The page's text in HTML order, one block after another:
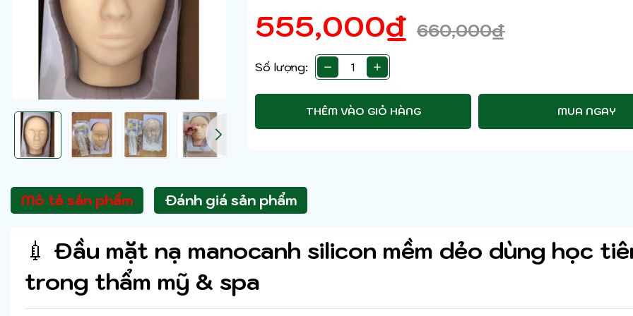
555,000₫ 660,000₫
Số lượng:
THÊM VÀO GIỎ HÀNG MUA NGAY
Mô tả sản phẩm Đánh giá sản phẩm
💉 Đầu mặt nạ manocanh silicon mềm dẻo dùng học
trong thẩm mỹ & spa